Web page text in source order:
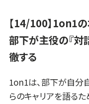
【14/100】1on1
部下が主役の『対
徹する
1on1は、部下が自分
らのキャリアを語る